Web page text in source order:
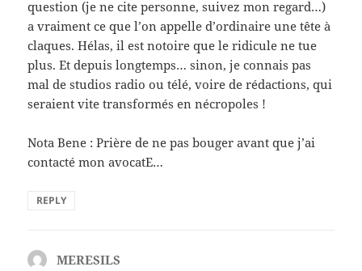
question (je ne cite personne, suivez mon regard…)
a vraiment ce que l’on appelle d’ordinaire une tête à
claques. Hélas, il est notoire que le ridicule ne tue
plus. Et depuis longtemps… sinon, je connais pas
mal de studios radio ou télé, voire de rédactions, qui
seraient vite transformés en nécropoles !
Nota Bene : Prière de ne pas bouger avant que j’ai
contacté mon avocatE…
REPLY
MERESILS